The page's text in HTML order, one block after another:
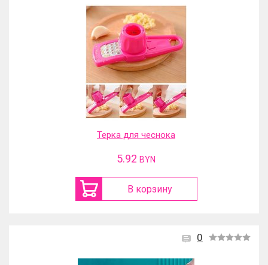
Терка для чеснока
5.92 BYN
В корзину
0